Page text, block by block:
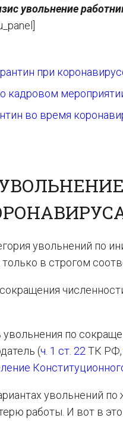
увольнение
при
кадровом
во время
увольнений по
в строгом
увольнения по
(ч. 1 ст. 22 ТК РФ,
увольнений
работы. И вот в